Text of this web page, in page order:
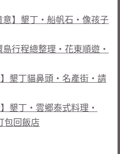
意】墾丁‧船帆石‧像孩子
島行程總整理‧花東順遊‧
】墾丁貓鼻頭‧名產街‧請
】墾丁‧雲鄉泰式料理‧
包回飯店